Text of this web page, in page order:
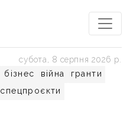
бізнес війна
гранти
спецпроєкти
субота, 8 серпня 2026 р.